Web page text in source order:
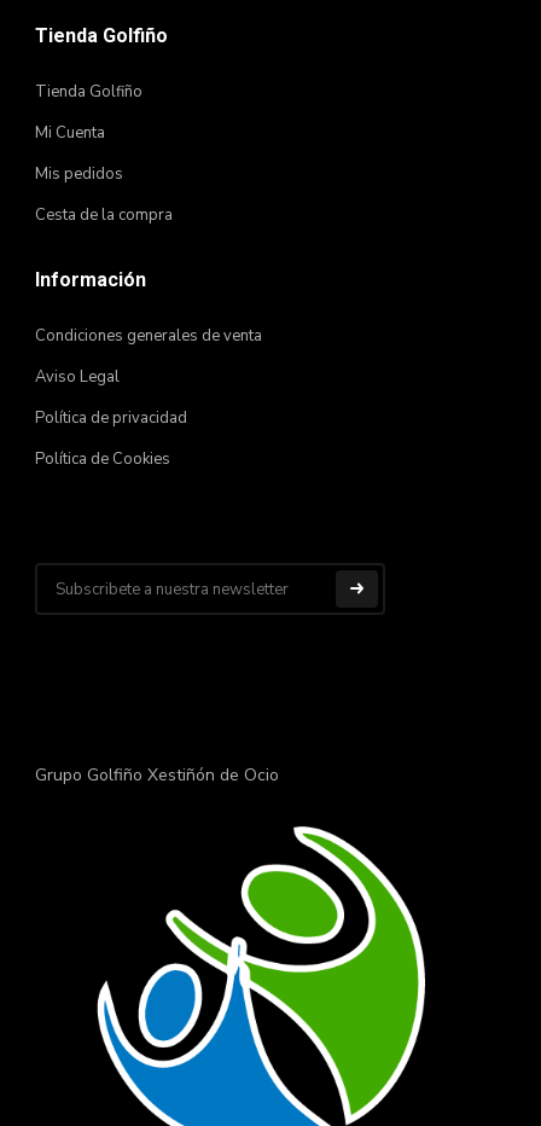
Tienda Golfiño
Tienda Golfiño
Mi Cuenta
Mis pedidos
Cesta de la compra
Información
Condiciones generales de venta
Aviso Legal
Política de privacidad
Política de Cookies
Grupo Golfiño Xestiñón de Ocio